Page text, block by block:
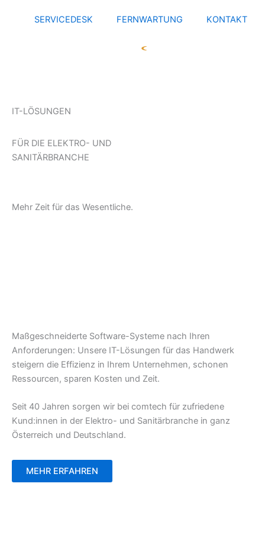
SERVICEDESK FERNWARTUNG KONTAKT
IT-LÖSUNGEN
FÜR DIE ELEKTRO- UND
SANITÄRBRANCHE
Mehr Zeit für das Wesentliche.
Maßgeschneiderte Software-Systeme nach Ihren
Anforderungen: Unsere IT-Lösungen für das Handwerk
steigern die Effizienz in Ihrem Unternehmen, schonen
Ressourcen, sparen Kosten und Zeit.
Seit 40 Jahren sorgen wir bei comtech für zufriedene
Kund:innen in der Elektro- und Sanitärbranche in ganz
Österreich und Deutschland.
MEHR ERFAHREN